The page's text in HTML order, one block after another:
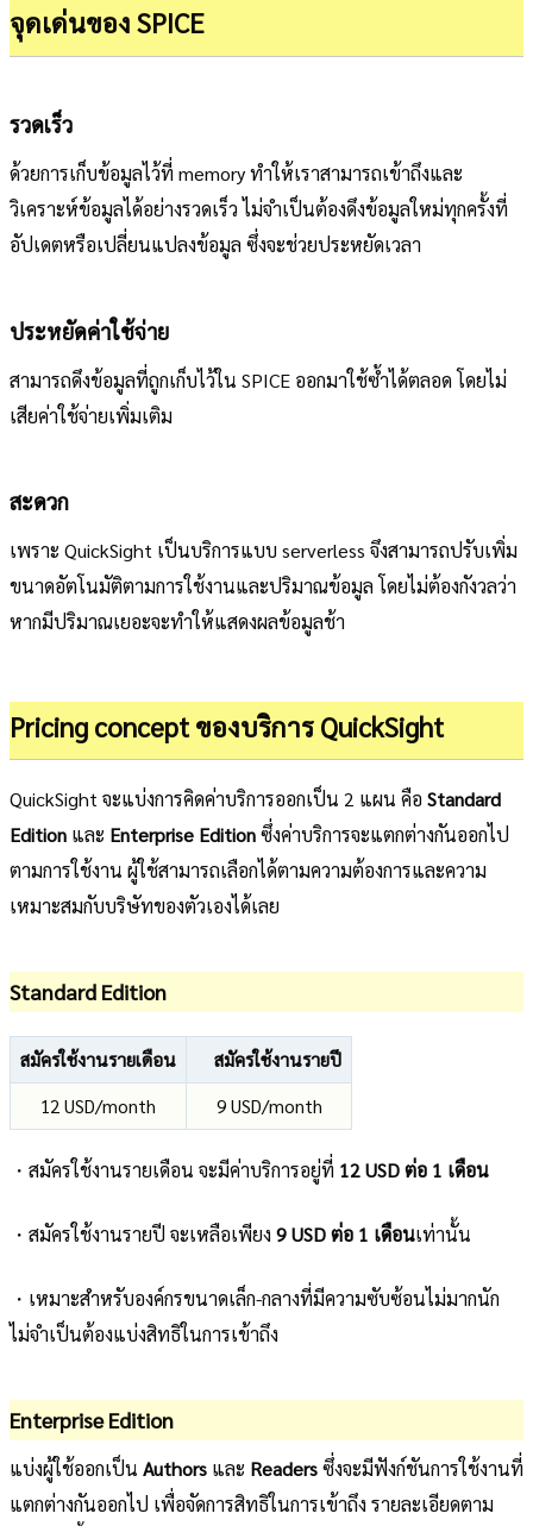
จุดเด่นของ SPICE
รวดเร็ว
ด้วยการเก็บข้อมูลไว้ที่ memory ทำให้เราสามารถเข้าถึงและ
วิเคราะห์ข้อมูลได้อย่างรวดเร็ว ไม่จำเป็นต้องดึงข้อมูลใหม่ทุกครั้งที่
อัปเดตหรือเปลี่ยนแปลงข้อมูล ซึ่งจะช่วยประหยัดเวลา
ประหยัดค่าใช้จ่าย
สามารถดึงข้อมูลที่ถูกเก็บไว้ใน SPICE ออกมาใช้ซ้ำได้ตลอด โดยไม่
เสียค่าใช้จ่ายเพิ่มเติม
สะดวก
เพราะ QuickSight เป็นบริการแบบ serverless จึงสามารถปรับเพิ่ม
ขนาดอัตโนมัติตามการใช้งานและปริมาณข้อมูล โดยไม่ต้องกังวลว่า
หากมีปริมาณเยอะจะทำให้แสดงผลข้อมูลช้า
Pricing concept ของบริการ QuickSight
QuickSight จะแบ่งการคิดค่าบริการออกเป็น 2 แผน คือ Standard
Edition และ Enterprise Editionซึ่งค่าบริการจะแตกต่างกันออกไป
ตามการใช้งาน ผู้ใช้สามารถเลือกได้ตามความต้องการและความ
เหมาะสมกับบริษัทของตัวเองได้เลย
Standard Edition
สมัครใช้งานรายเดือน
สมัครใช้งานรายปี
12 USD/month
9 USD/month
・สมัครใช้งานรายเดือน จะมีค่าบริการอยู่ที่ 12 USD ต่อ 1 เดือน
・สมัครใช้งานรายปี จะเหลือเพียง 9 USD ต่อ 1 เดือนเท่านั้น
・เหมาะสำหรับองค์กรขนาดเล็ก-กลางที่มีความซับซ้อนไม่มากนัก
ไม่จำเป็นต้องแบ่งสิทธิในการเข้าถึง
Enterprise Edition
แบ่งผู้ใช้ออกเป็น Authors และ Readersซึ่งจะมีฟังก์ชันการใช้งานที่
แตกต่างกันออกไป เพื่อจัดการสิทธิในการเข้าถึง รายละเอียดตาม